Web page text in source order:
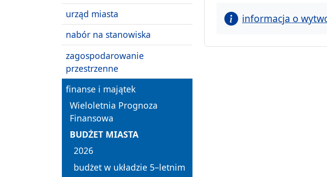
urząd miasta
nabór na stanowiska
zagospodarowanie
przestrzenne
finanse i majątek
Wieloletnia Prognoza
Finansowa
BUDŻET MIASTA
2026
budżet w układzie 5–letnim
informacja o